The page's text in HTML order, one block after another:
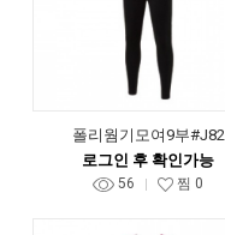
폴리웜기모여9부#J82
로그인 후 확인가능
56 찜 0